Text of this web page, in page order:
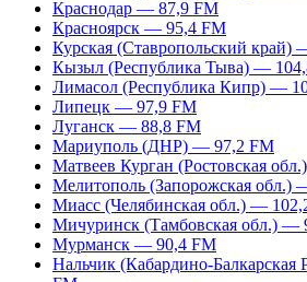
Краснодар — 87,9 FM
Красноярск — 95,4 FM
Курская (Ставропольский край)
Кызыл (Республика Тыва) —
Лимасол (Республика Кипр) —
Липецк — 97,9 FM
Луганск — 88,8 FM
Мариуполь (ДНР) — 97,2 FM
Матвеев Курган (Ростовская
Мелитополь (Запорожская обл.)
Миасс (Челябинская обл.) —
Мичуринск (Тамбовская обл.) —
Мурманск — 90,4 FM
Нальчик (Кабардино-